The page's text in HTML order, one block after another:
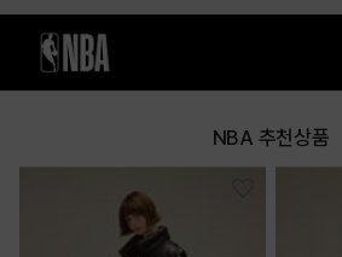
NBA 추천상품